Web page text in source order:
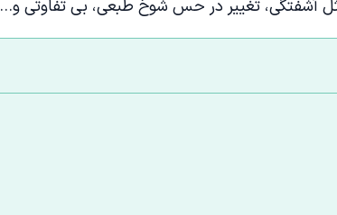
تغییر در حس شوخ طبعی، بی تفاوتی و…